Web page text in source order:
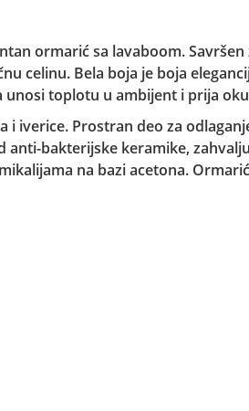
ormarić sa lavaboom.
celinu. Bela boja je boja
toplotu u ambijent i prija
iverice. Prostran deo za
bakterijske keramike,
na bazi acetona.